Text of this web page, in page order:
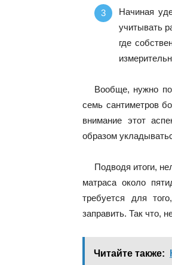
Начиная
учитывать
где
Вообще, нужно
семь сантиметров
внимание этот
образом
Подводя итоги,
матраса около
требуется для
заправить. Так что,
Читайте также: